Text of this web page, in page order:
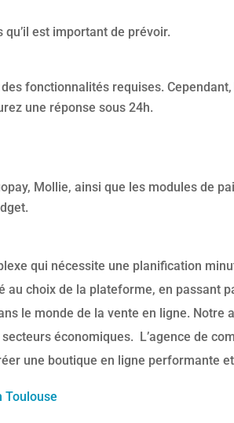
est important de prévoir.
fonctionnalités requises.
une réponse sous 24h.
Mollie, ainsi que les modules de
qui nécessite une planification
choix de la plateforme, en passant
le monde de la vente en ligne. Notre
économiques. L’agence de
une boutique en ligne performante
Toulouse